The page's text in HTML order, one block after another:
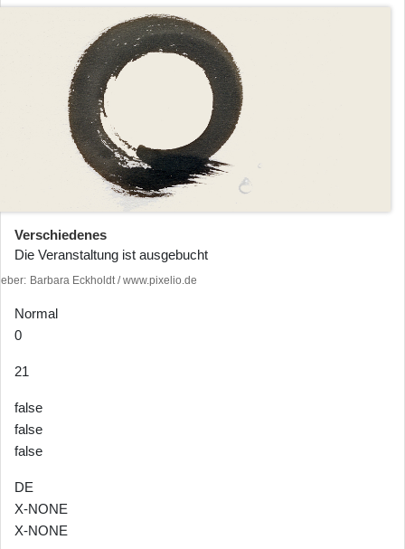
Verschiedenes
Die Veranstaltung ist ausgebucht
Barbara Eckholdt / www.pixelio.de
Normal
0
21
false
false
false
DE
X-NONE
X-NONE